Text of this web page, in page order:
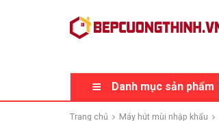
Danh mục sản phẩm
Trang chủ Máy hút mùi nhập khẩu